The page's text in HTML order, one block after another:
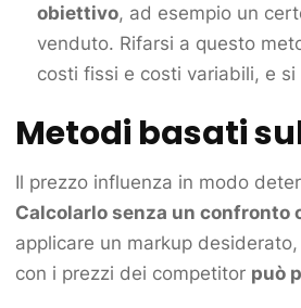
obiettivo, ad esempio un
venduto. Rifarsi a questo
costi fissi e costi variabili, e
Metodi basati
Il prezzo influenza in modo
Calcolarlo senza un confronto
applicare un markup
con i prezzi dei competitor può